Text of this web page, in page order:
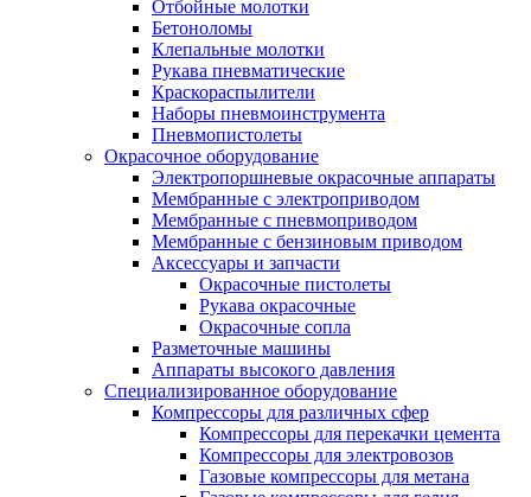
Отбойные молотки
Бетоноломы
Клепальные молотки
Рукава пневматические
Краскораспылители
Наборы пневмоинструмента
Пневмопистолеты
Окрасочное оборудование
Электропоршневые окрасочные аппараты
Мембранные с электроприводом
Мембранные с пневмоприводом
Мембранные с бензиновым приводом
Аксессуары и запчасти
Окрасочные пистолеты
Рукава окрасочные
Окрасочные сопла
Разметочные машины
Аппараты высокого давления
Специализированное оборудование
Компрессоры для различных сфер
Компрессоры для перекачки цемента
Компрессоры для электровозов
Газовые компрессоры для метана